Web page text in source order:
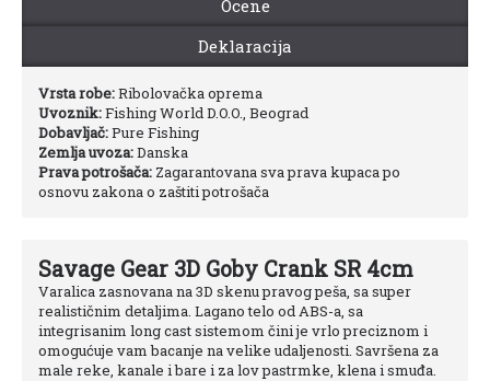
Ocene
Deklaracija
Vrsta robe:Ribolovačka oprema
Uvoznik:Fishing World D.O.O., Beograd
Dobavljač:Pure Fishing
Zemlja uvoza:Danska
Prava potrošača: Zagarantovana sva prava kupaca po
osnovu zakona o zaštiti potrošača
Savage Gear 3D Goby Crank SR 4cm
Varalica zasnovana na 3D skenu pravog peša, sa super
realističnim detaljima. Lagano telo od ABS-a, sa
integrisanim long cast sistemom čini je vrlo preciznom i
omogućuje vam bacanje na velike udaljenosti. Savršena za
male reke, kanale i bare i za lov pastrmke, klena i smuđa.